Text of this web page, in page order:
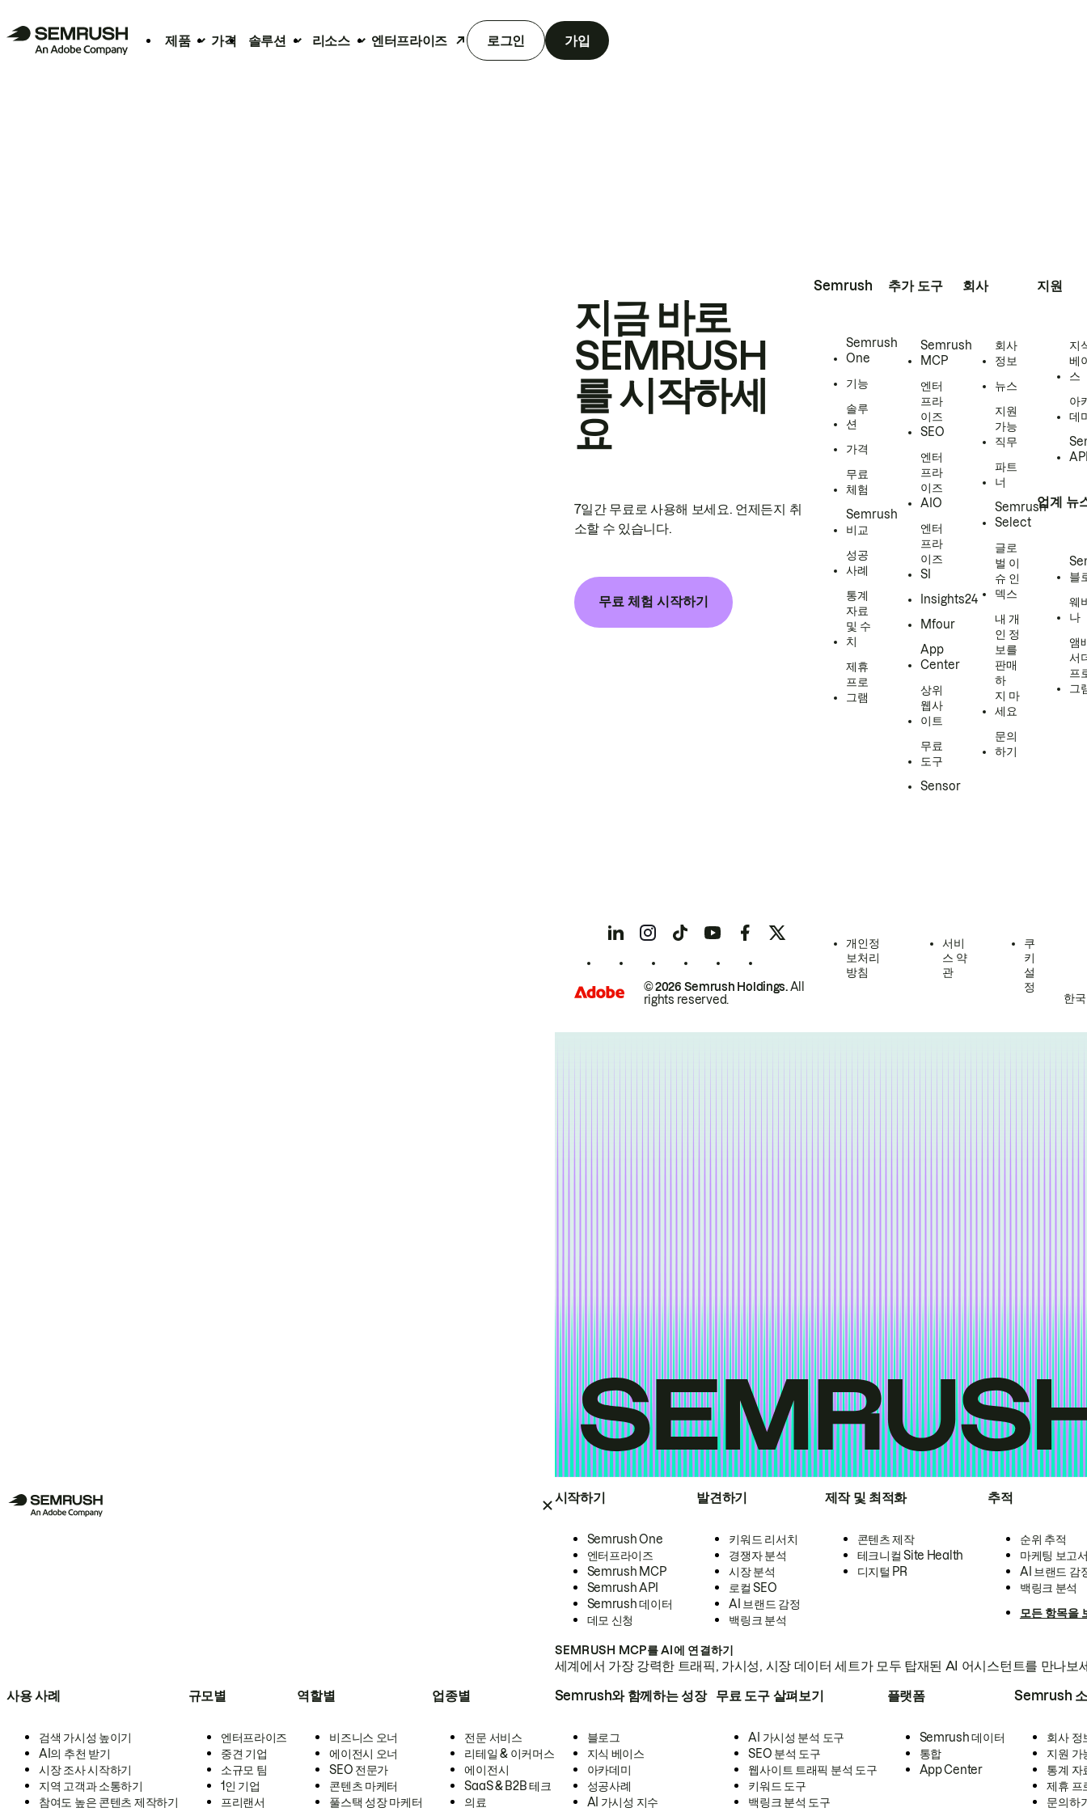
제품 가격 솔루션 리소스 엔터프라이즈 로그인 가입
시작하기
Semrush One
엔터프라이즈
Semrush MCP
Semrush API
Semrush 데이터
데모 신청
발견하기
키워드 리서치
경쟁자 분석
시장 분석
로컬 SEO
AI 브랜드 감정
백링크 분석
제작 및 최적화
콘텐츠 제작
테크니컬 Site Health
디지털 PR
추적
순위 추적
마케팅 보고
AI 브랜드 감
백링크 분석
모든 항목을
SEMRUSH MCP를 AI에 연결하기
세계에서 가장 강력한 트래픽, 가시성, 시장 데이터 세트가 모두 탑재된 AI 어시스턴트를 만나보
사용 사례
검색 가시성 높이기
AI의 추천 받기
시장 조사 시작하기
지역 고객과 소통하기
참여도 높은 콘텐츠 제작하기
규모별
엔터프라이즈
중견 기업
소규모 팀
1인 기업
프리랜서
역할별
비즈니스 오너
에이전시 오너
SEO 전문가
콘텐츠 마케터
풀스택 성장 마케터
업종별
전문 서비스
리테일 & 이커머스
에이전시
SaaS & B2B 테크
의료
Semrush와 함께하는 성장
블로그
지식 베이스
아카데미
성공사례
AI 가시성 지수
무료 도구 살펴보기
AI 가시성 분석 도구
SEO 분석 도구
웹사이트 트래픽 분석 도구
키워드 도구
백링크 분석 도구
플랫폼
Semrush 데이터
통합
App Center
Semrush
회사 정
지원 가
통계 자
제휴 프
문의하
지금 바로
SEMRUSH
를 시작하세
요
7일간 무료로 사용해 보세요. 언제든지 취
소할 수 있습니다.
무료 체험 시작하기
Semrush
Semrush
One
기능
솔루
션
가격
무료
체험
Semrush
비교
성공
사례
통계
자료
및 수
치
제휴
프로
그램
추가 도구
Semrush
MCP
엔터
프라
이즈
SEO
엔터
프라
이즈
AIO
엔터
프라
이즈
SI
Insights24
Mfour
App
Center
상위
웹사
이트
무료
도구
Sensor
회사
회사
정보
뉴스
지원
가능
직무
파트
너
Semrush
Select
글로
벌 이
슈 인
덱스
내 개
인 정
보를
판매
하
지 마
세요
문의
하기
지원
지
베
스
아
데
업계 뉴
블
웨
나
앰
서
프
그
© 2026 Semrush Holdings.All
rights reserved.
개인정
보처리
방침
서비
스 약
관
쿠
키
설
정
한